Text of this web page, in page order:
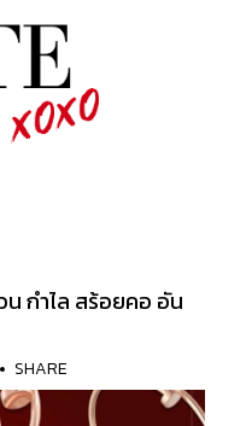
กำไล สร้อยคอ อัน
SHARE